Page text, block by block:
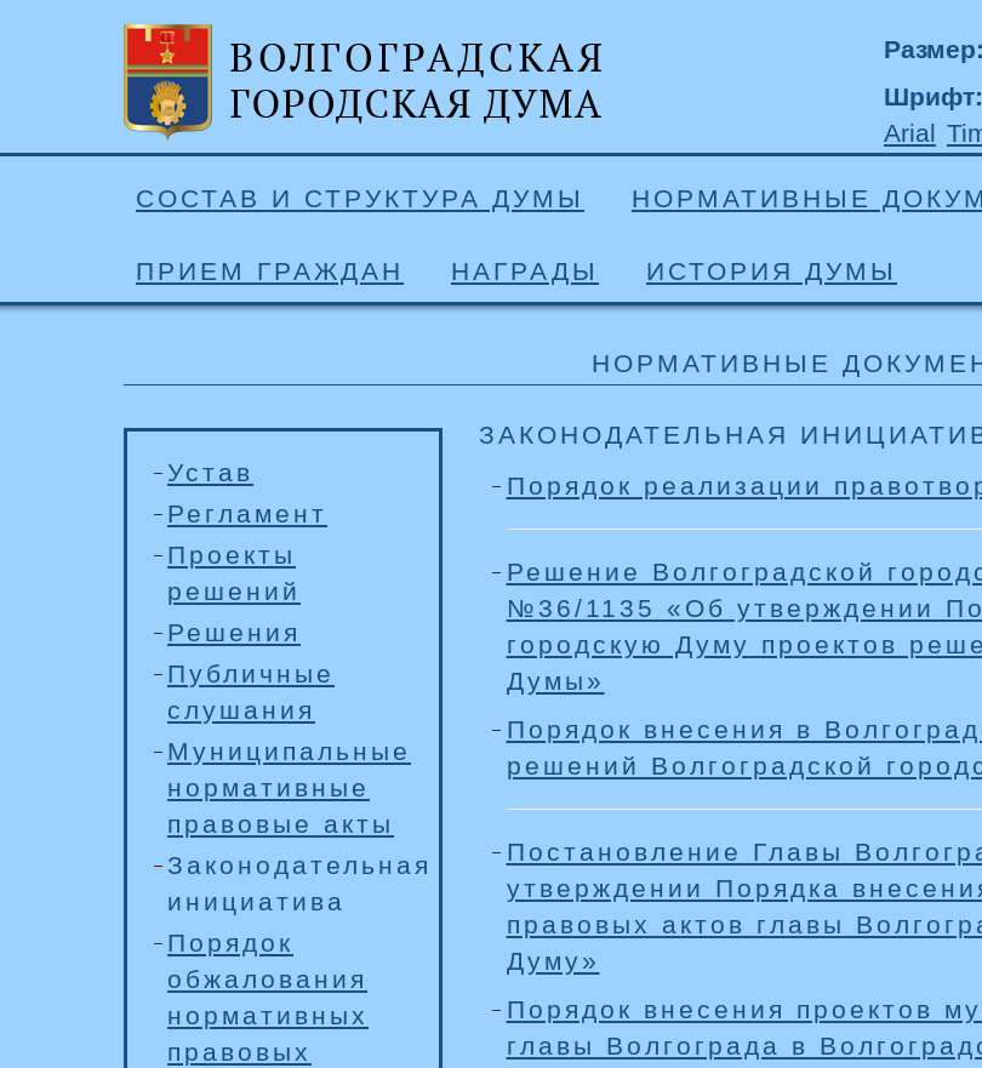
Размер:
Шрифт:
Arial
СОСТАВ И СТРУКТУРА ДУМЫ НОРМАТИВНЫЕ
ПРИЕМ ГРАЖДАН НАГРАДЫ ИСТОРИЯ ДУМЫ
НОРМАТИВНЫЕ
Устав
Регламент
Проекты
решений
Решения
Публичные
слушания
Муниципальные
нормативные
правовые акты
Законодательная
инициатива
Порядок
обжалования
нормативных
правовых
ЗАКОНОДАТЕЛЬНАЯ
Порядок реализации
Решение Волгоградской
№36/1135 «Об утверждении
городскую Думу проектов
Думы»
Порядок внесения в
решений Волгоградской
Постановление Главы
утверждении Порядка
правовых актов главы
Думу»
Порядок внесения проектов
главы Волгограда в